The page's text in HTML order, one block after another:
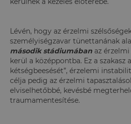
Lévén, hogy az érzelmi
személyiségzavar tünettanának
második stádiumában az
kerül a középpontba. Ez a szakasz
kétségbeesését”, érzelemi
célja pedig az érzelmi
elviselhetőbbé, kevésbé
traumamentesítése.